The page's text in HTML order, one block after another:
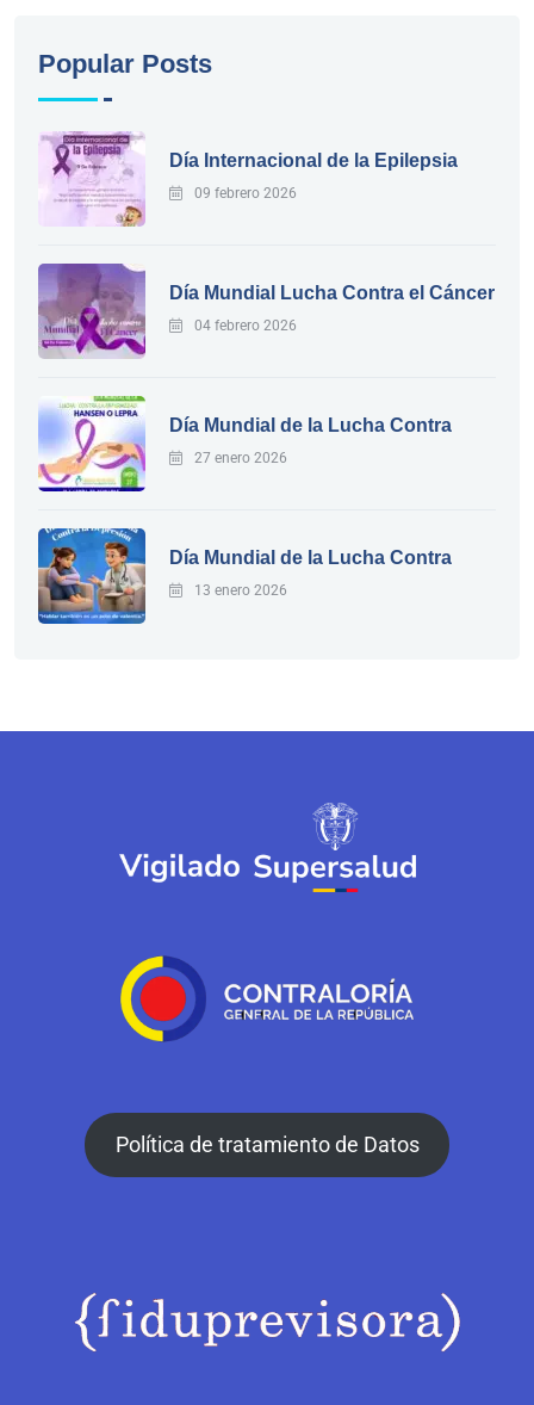
Popular Posts
Día Internacional de la Epilepsia
09 febrero 2026
Día Mundial Lucha Contra el Cáncer
04 febrero 2026
Día Mundial de la Lucha Contra
27 enero 2026
Día Mundial de la Lucha Contra
13 enero 2026
Política de tratamiento de Datos